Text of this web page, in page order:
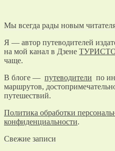
Мы всегда рады новым
Я — автор путеводителей
на мой канал в Дзене
чаще.
В блоге — путеводители по
маршрутов,
путешествий.
Политика обработки
конфиденциальности.
Свежие записи